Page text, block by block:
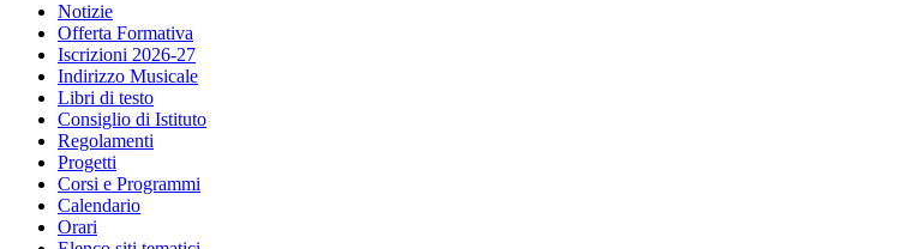
Notizie
Offerta Formativa
Iscrizioni 2026-27
Indirizzo Musicale
Libri di testo
Consiglio di Istituto
Regolamenti
Progetti
Corsi e Programmi
Calendario
Orari